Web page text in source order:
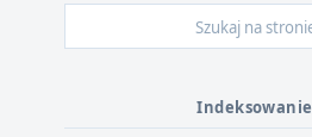
Indeksowanie